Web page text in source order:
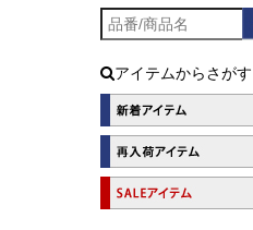
アイテムからさがす